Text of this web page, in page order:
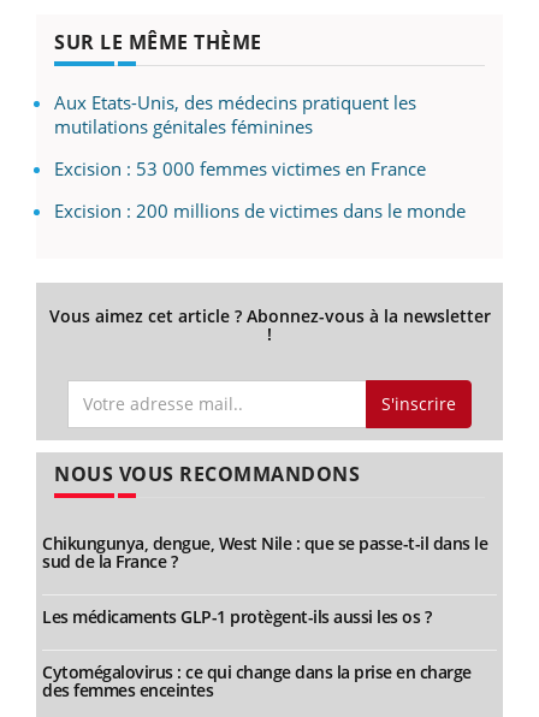
SUR LE MÊME THÈME
Aux Etats-Unis, des médecins pratiquent les
mutilations génitales féminines
Excision : 53 000 femmes victimes en France
Excision : 200 millions de victimes dans le monde
Vous aimez cet article ? Abonnez-vous à la newsletter
!
S'inscrire
NOUS VOUS RECOMMANDONS
Chikungunya, dengue, West Nile : que se passe-t-il dans le
sud de la France ?
Les médicaments GLP-1 protègent-ils aussi les os ?
Cytomégalovirus : ce qui change dans la prise en charge
des femmes enceintes